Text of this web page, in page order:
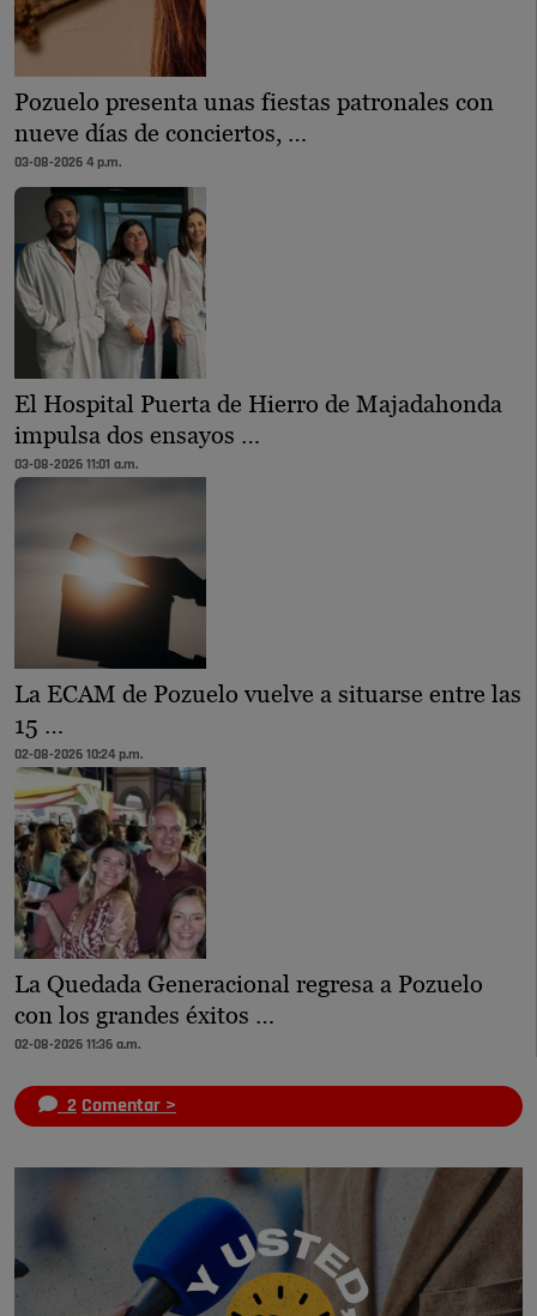
Pozuelo presenta unas fiestas patronales con
nueve días de conciertos, …
03-08-2026 4 p.m.
El Hospital Puerta de Hierro de Majadahonda
impulsa dos ensayos …
03-08-2026 11:01 a.m.
La ECAM de Pozuelo vuelve a situarse entre las
15 …
02-08-2026 10:24 p.m.
La Quedada Generacional regresa a Pozuelo
con los grandes éxitos …
02-08-2026 11:36 a.m.
2 Comentar >